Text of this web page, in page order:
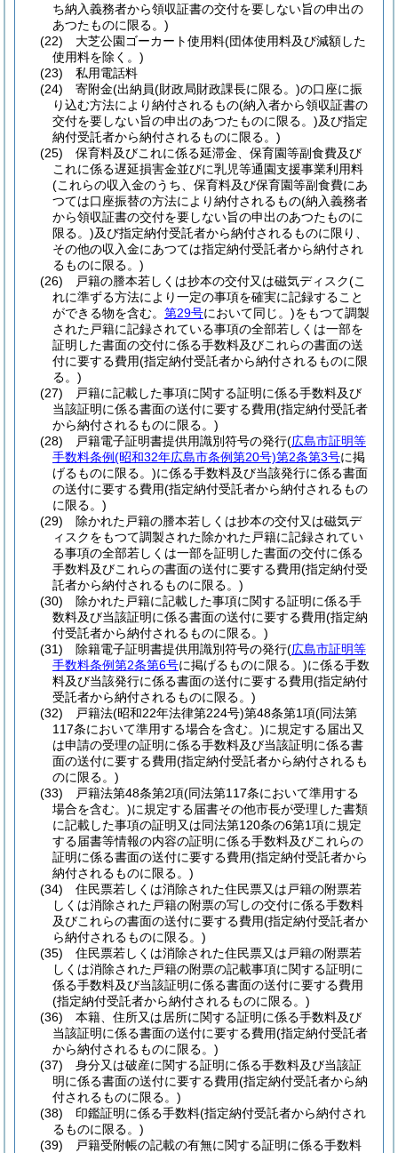
ち納入義務者から領収証書の交付を要しない旨の申出の
あつたものに限る。)
(22)
大芝公園ゴーカート使用料(団体使用料及び減額した
使用料を除く。)
(23)
私用電話料
(24)
寄附金(出納員(財政局財政課長に限る。)の口座に振
り込む方法により納付されるもの(納入者から領収証書の
交付を要しない旨の申出のあつたものに限る。)及び指定
納付受託者から納付されるものに限る。)
(25)
保育料及びこれに係る延滞金、保育園等副食費及び
これに係る遅延損害金並びに乳児等通園支援事業利用料
(これらの収入金のうち、保育料及び保育園等副食費にあ
つては口座振替の方法により納付されるもの(納入義務者
から領収証書の交付を要しない旨の申出のあつたものに
限る。)及び指定納付受託者から納付されるものに限り、
その他の収入金にあつては指定納付受託者から納付され
るものに限る。)
(26)
戸籍の謄本若しくは抄本の交付又は磁気ディスク(こ
れに準ずる方法により一定の事項を確実に記録すること
ができる物を含む。 第29号において同じ。)をもつて調製
された戸籍に記録されている事項の全部若しくは一部を
証明した書面の交付に係る手数料及びこれらの書面の送
付に要する費用(指定納付受託者から納付されるものに限
る。)
(27)
戸籍に記載した事項に関する証明に係る手数料及び
当該証明に係る書面の送付に要する費用(指定納付受託者
から納付されるものに限る。)
(28)
戸籍電子証明書提供用識別符号の発行(広島市証明等
手数料条例(昭和32年広島市条例第20号)第2条第3号に掲
げるものに限る。)に係る手数料及び当該発行に係る書面
の送付に要する費用(指定納付受託者から納付されるもの
に限る。)
(29)
除かれた戸籍の謄本若しくは抄本の交付又は磁気デ
ィスクをもつて調製された除かれた戸籍に記録されてい
る事項の全部若しくは一部を証明した書面の交付に係る
手数料及びこれらの書面の送付に要する費用(指定納付受
託者から納付されるものに限る。)
(30)
除かれた戸籍に記載した事項に関する証明に係る手
数料及び当該証明に係る書面の送付に要する費用(指定納
付受託者から納付されるものに限る。)
(31)
除籍電子証明書提供用識別符号の発行(広島市証明等
手数料条例第2条第6号に掲げるものに限る。)に係る手数
料及び当該発行に係る書面の送付に要する費用(指定納付
受託者から納付されるものに限る。)
(32)
戸籍法(昭和22年法律第224号)第48条第1項(同法第
117条において準用する場合を含む。)に規定する届出又
は申請の受理の証明に係る手数料及び当該証明に係る書
面の送付に要する費用(指定納付受託者から納付されるも
のに限る。)
(33)
戸籍法第48条第2項(同法第117条において準用する
場合を含む。)に規定する届書その他市長が受理した書類
に記載した事項の証明又は同法第120条の6第1項に規定
する届書等情報の内容の証明に係る手数料及びこれらの
証明に係る書面の送付に要する費用(指定納付受託者から
納付されるものに限る。)
(34)
住民票若しくは消除された住民票又は戸籍の附票若
しくは消除された戸籍の附票の写しの交付に係る手数料
及びこれらの書面の送付に要する費用(指定納付受託者か
ら納付されるものに限る。)
(35)
住民票若しくは消除された住民票又は戸籍の附票若
しくは消除された戸籍の附票の記載事項に関する証明に
係る手数料及び当該証明に係る書面の送付に要する費用
(指定納付受託者から納付されるものに限る。)
(36)
本籍、住所又は居所に関する証明に係る手数料及び
当該証明に係る書面の送付に要する費用(指定納付受託者
から納付されるものに限る。)
(37)
身分又は破産に関する証明に係る手数料及び当該証
明に係る書面の送付に要する費用(指定納付受託者から納
付されるものに限る。)
(38)
印鑑証明に係る手数料(指定納付受託者から納付され
るものに限る。)
(39)
戸籍受附帳の記載の有無に関する証明に係る手数料